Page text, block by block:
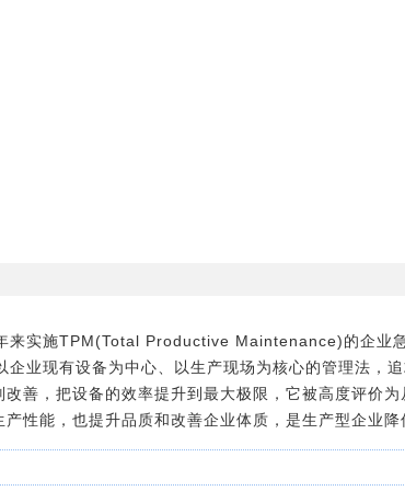
来实施TPM(Total Productive Maintenance)的企业
业现有设备为中心、以生产现场为核心的管理法，
善，把设备的效率提升到最大极限，它被高度评价
性能，也提升品质和改善企业体质，是生产型企业